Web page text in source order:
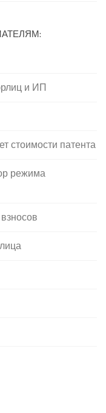
и ИП
стоимости патента
режима